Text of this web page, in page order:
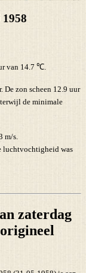
van 14.7 ℃.
De zon scheen 12.9 uur
de minimale
m/s.
luchtvochtigheid was
zaterdag